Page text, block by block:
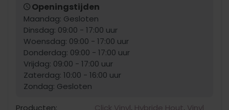
Openingstijden
Maandag: Gesloten
Dinsdag: 09:00 - 17:00 uur
Woensdag: 09:00 - 17:00 uur
Donderdag: 09:00 - 17:00 uur
Vrijdag: 09:00 - 17:00 uur
Zaterdag: 10:00 - 16:00 uur
Zondag: Gesloten
Producten:
Click Vinyl, Hybride Hout, Vinyl